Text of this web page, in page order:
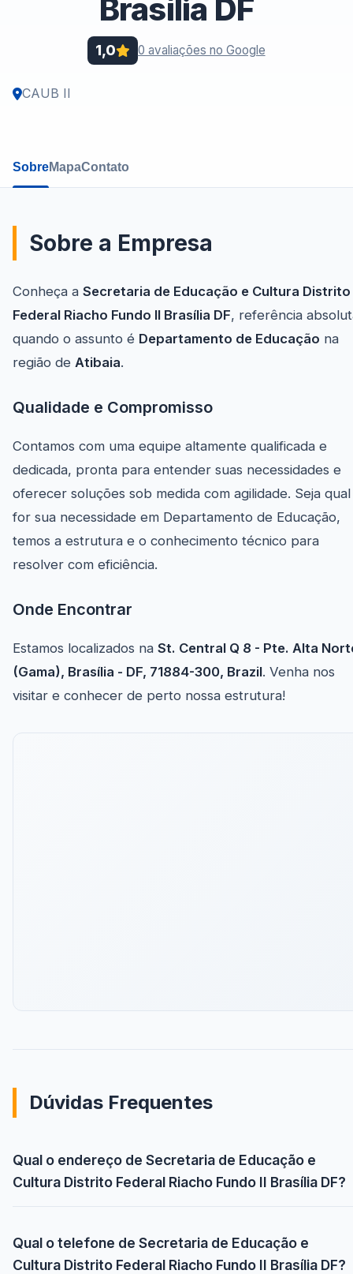
Brasília DF
1,0 0 avaliações no Google
CAUB II
SobreMapaContato
Sobre a Empresa
Conheça a Secretaria de Educação e Cultura Distrito
Federal Riacho Fundo II Brasília DF, referência
quando o assunto é Departamento de Educação na
região de Atibaia.
Qualidade e Compromisso
Contamos com uma equipe altamente qualificada e
dedicada, pronta para entender suas necessidades e
oferecer soluções sob medida com agilidade. Seja qual
for sua necessidade em Departamento de Educação,
temos a estrutura e o conhecimento técnico para
resolver com eficiência.
Onde Encontrar
Estamos localizados na St. Central Q 8 - Pte. Alta
(Gama), Brasília - DF, 71884-300, Brazil. Venha nos
visitar e conhecer de perto nossa estrutura!
Dúvidas Frequentes
Qual o endereço de Secretaria de Educação e
Cultura Distrito Federal Riacho Fundo II Brasília DF?
Qual o telefone de Secretaria de Educação e
Cultura Distrito Federal Riacho Fundo II Brasília DF?